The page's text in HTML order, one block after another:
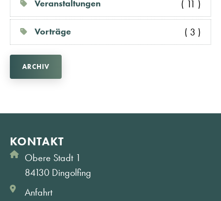
Veranstaltungen ( 11 )
Vorträge ( 3 )
ARCHIV
KONTAKT
Obere Stadt 1
84130 Dingolfing
Anfahrt